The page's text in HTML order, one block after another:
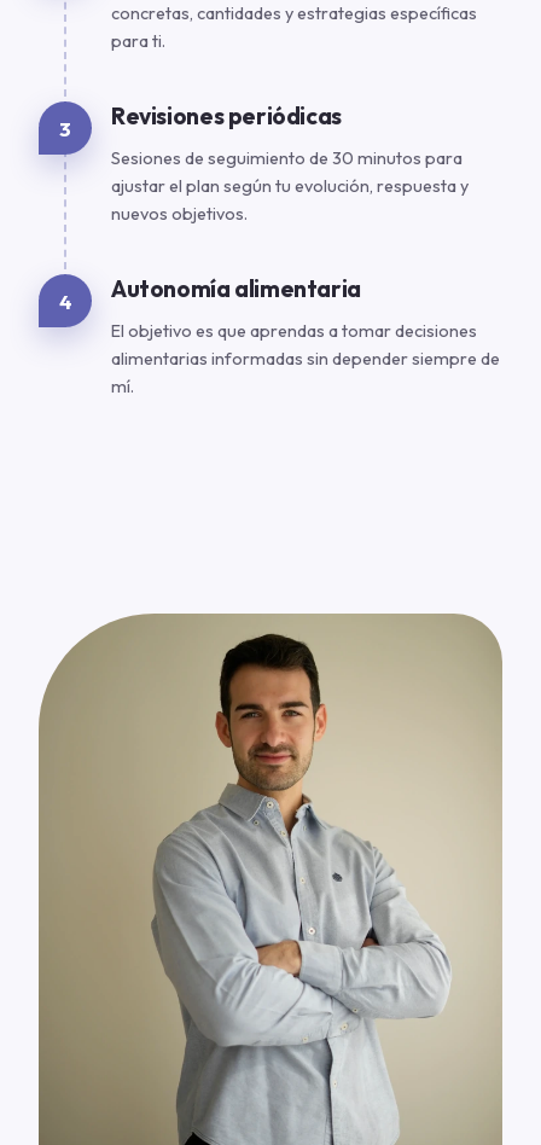
concretas, cantidades y estrategias específicas
para ti.
3 Revisiones periódicas
Sesiones de seguimiento de 30 minutos para
ajustar el plan según tu evolución, respuesta y
nuevos objetivos.
4 Autonomía alimentaria
El objetivo es que aprendas a tomar decisiones
alimentarias informadas sin depender siempre de
mí.